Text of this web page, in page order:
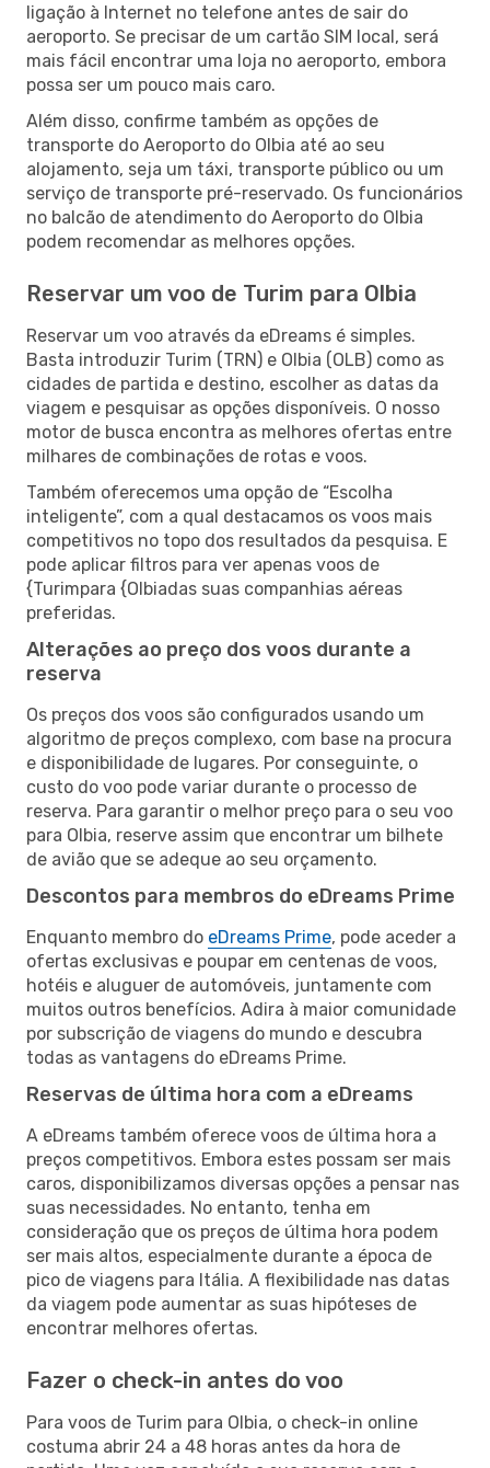
ligação à Internet no telefone antes de sair do
aeroporto. Se precisar de um cartão SIM local, será
mais fácil encontrar uma loja no aeroporto, embora
possa ser um pouco mais caro.
Além disso, confirme também as opções de
transporte do Aeroporto do Olbia até ao seu
alojamento, seja um táxi, transporte público ou um
serviço de transporte pré-reservado. Os funcionários
no balcão de atendimento do Aeroporto do Olbia
podem recomendar as melhores opções.
Reservar um voo de Turim para Olbia
Reservar um voo através da eDreams é simples.
Basta introduzir Turim (TRN) e Olbia (OLB) como as
cidades de partida e destino, escolher as datas da
viagem e pesquisar as opções disponíveis. O nosso
motor de busca encontra as melhores ofertas entre
milhares de combinações de rotas e voos.
Também oferecemos uma opção de “Escolha
inteligente”, com a qual destacamos os voos mais
competitivos no topo dos resultados da pesquisa. E
pode aplicar filtros para ver apenas voos de
{Turimpara {Olbiadas suas companhias aéreas
preferidas.
Alterações ao preço dos voos durante a
reserva
Os preços dos voos são configurados usando um
algoritmo de preços complexo, com base na procura
e disponibilidade de lugares. Por conseguinte, o
custo do voo pode variar durante o processo de
reserva. Para garantir o melhor preço para o seu voo
para Olbia, reserve assim que encontrar um bilhete
de avião que se adeque ao seu orçamento.
Descontos para membros do eDreams Prime
Enquanto membro do eDreams Prime, pode aceder a
ofertas exclusivas e poupar em centenas de voos,
hotéis e aluguer de automóveis, juntamente com
muitos outros benefícios. Adira à maior comunidade
por subscrição de viagens do mundo e descubra
todas as vantagens do eDreams Prime.
Reservas de última hora com a eDreams
A eDreams também oferece voos de última hora a
preços competitivos. Embora estes possam ser mais
caros, disponibilizamos diversas opções a pensar nas
suas necessidades. No entanto, tenha em
consideração que os preços de última hora podem
ser mais altos, especialmente durante a época de
pico de viagens para Itália. A flexibilidade nas datas
da viagem pode aumentar as suas hipóteses de
encontrar melhores ofertas.
Fazer o check-in antes do voo
Para voos de Turim para Olbia, o check-in online
costuma abrir 24 a 48 horas antes da hora de